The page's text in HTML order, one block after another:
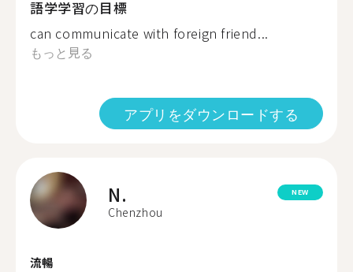
語学学習の目標
can communicate with foreign friend...
もっと見る
アプリをダウンロードする
N.
Chenzhou
NEW
流暢